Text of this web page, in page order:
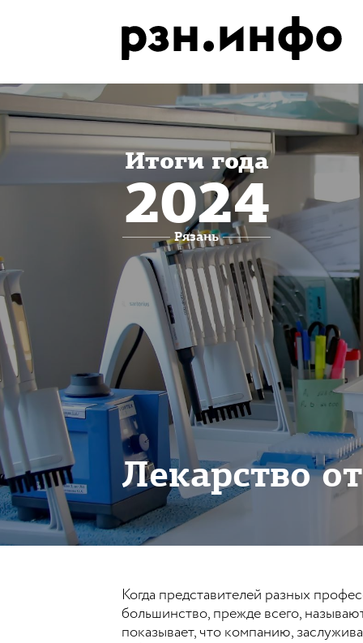
Итоги года
2024
Рязань
Лекарство
Когда представителей разных
большинство, прежде всего,
показывает, что компанию,